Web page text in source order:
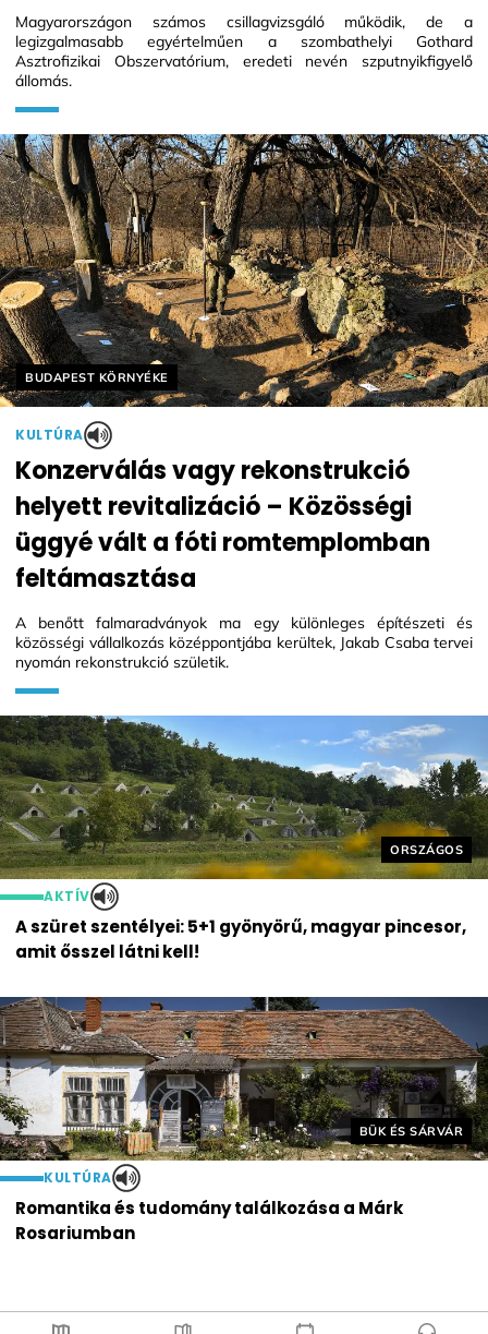
Magyarországon számos csillagvizsgáló működik, de a
legizgalmasabb egyértelműen a szombathelyi Gothard
Asztrofizikai Obszervatórium, eredeti nevén szputnyikfigyelő
állomás.
Helyszín
ORSZÁGOS
AKTÍV
A szüret szentélyei: 5+1 gyönyörű, magyar pincesor,
amit ősszel látni kell!
Helyszín címkék:
BUDAPEST KÖRNYÉKE
KULTÚRA
Konzerválás vagy rekonstrukció
helyett revitalizáció – Közösségi
üggyé vált a fóti romtemplomban
feltámasztása
A benőtt falmaradványok ma egy különleges építészeti és
közösségi vállalkozás középpontjába kerültek, Jakab Csaba tervei
nyomán rekonstrukció születik.
Helyszín címkék:
BÜK ÉS SÁRVÁR
KULTÚRA
Romantika és tudomány találkozása a Márk
Rosariumban